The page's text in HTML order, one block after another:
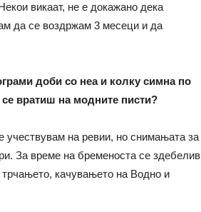
викаат, не е докажано дека
да се воздржам 3 месеци и да
доби со неа и колку симна по
вратиш на модните писти?
учествувам на ревии, но снимањата за
За време на бременоста се здебелив
качувањето на Водно и